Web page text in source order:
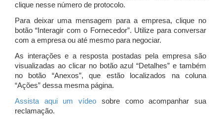
clique nesse número de protocolo.
Para deixar uma mensagem para a empresa, clique no
botão “Interagir com o Fornecedor”. Utilize para conversar
com a empresa ou até mesmo para negociar.
As interações e a resposta postadas pela empresa são
visualizadas ao clicar no botão azul “Detalhes” e também
no botão “Anexos”, que estão localizados na coluna
“Ações” dessa mesma página.
Assista aqui um vídeo sobre como acompanhar sua
reclamação.